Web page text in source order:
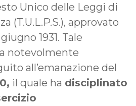
Unico delle Leggi di
(T.U.L.P.S.), approvato
1931. Tale
notevolmente
all’emanazione del
il quale ha disciplinato